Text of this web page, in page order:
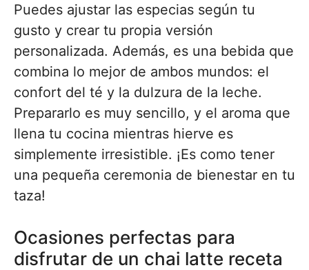
Puedes ajustar las especias según tu
gusto y crear tu propia versión
personalizada. Además, es una bebida que
combina lo mejor de ambos mundos: el
confort del té y la dulzura de la leche.
Prepararlo es muy sencillo, y el aroma que
llena tu cocina mientras hierve es
simplemente irresistible. ¡Es como tener
una pequeña ceremonia de bienestar en tu
taza!
Ocasiones perfectas para
disfrutar de un chai latte receta